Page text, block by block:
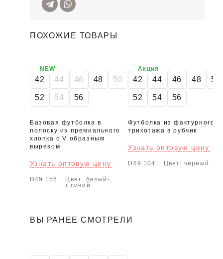
ПОХОЖИЕ ТОВАРЫ
42 44 46 48 50
52 54 56
Базовая футболка в
полоску из премиального
хлопка с V образным
вырезом
Узнать оптовую цену
D49.156
Цвет: белый-
т.синий
NEW
42 44 46 48 50
52 54 56
Футболка из фактурного
трикотажа в рубчик
Узнать оптовую цену
D49.104 Цвет: черный
Акция
ВЫ РАНЕЕ СМОТРЕЛИ